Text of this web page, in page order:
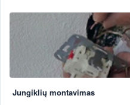
Jungiklių montavimas